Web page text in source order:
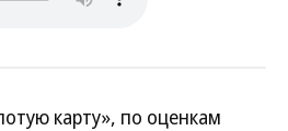
карту», по оценкам